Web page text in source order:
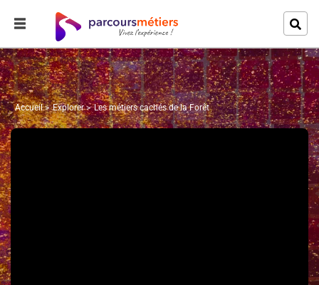
Accueil Explorer Les métiers cachés de la Forêt